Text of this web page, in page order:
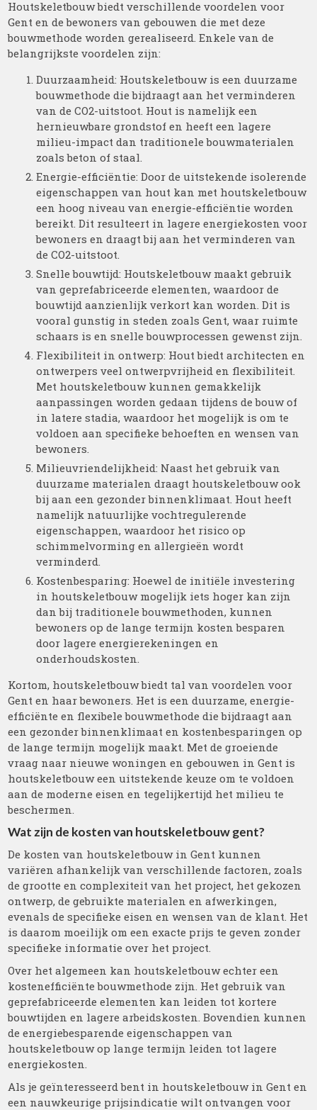
Houtskeletbouw biedt verschillende voordelen voor
Gent en de bewoners van gebouwen die met deze
bouwmethode worden gerealiseerd. Enkele van de
belangrijkste voordelen zijn:
Duurzaamheid: Houtskeletbouw is een duurzame
bouwmethode die bijdraagt aan het verminderen
van de CO2-uitstoot. Hout is namelijk een
hernieuwbare grondstof en heeft een lagere
milieu-impact dan traditionele bouwmaterialen
zoals beton of staal.
Energie-efficiëntie: Door de uitstekende isolerende
eigenschappen van hout kan met houtskeletbouw
een hoog niveau van energie-efficiëntie worden
bereikt. Dit resulteert in lagere energiekosten voor
bewoners en draagt bij aan het verminderen van
de CO2-uitstoot.
Snelle bouwtijd: Houtskeletbouw maakt gebruik
van geprefabriceerde elementen, waardoor de
bouwtijd aanzienlijk verkort kan worden. Dit is
vooral gunstig in steden zoals Gent, waar ruimte
schaars is en snelle bouwprocessen gewenst zijn.
Flexibiliteit in ontwerp: Hout biedt architecten en
ontwerpers veel ontwerpvrijheid en flexibiliteit.
Met houtskeletbouw kunnen gemakkelijk
aanpassingen worden gedaan tijdens de bouw of
in latere stadia, waardoor het mogelijk is om te
voldoen aan specifieke behoeften en wensen van
bewoners.
Milieuvriendelijkheid: Naast het gebruik van
duurzame materialen draagt houtskeletbouw ook
bij aan een gezonder binnenklimaat. Hout heeft
namelijk natuurlijke vochtregulerende
eigenschappen, waardoor het risico op
schimmelvorming en allergieën wordt
verminderd.
Kostenbesparing: Hoewel de initiële investering
in houtskeletbouw mogelijk iets hoger kan zijn
dan bij traditionele bouwmethoden, kunnen
bewoners op de lange termijn kosten besparen
door lagere energierekeningen en
onderhoudskosten.
Kortom, houtskeletbouw biedt tal van voordelen voor
Gent en haar bewoners. Het is een duurzame, energie-
efficiënte en flexibele bouwmethode die bijdraagt aan
een gezonder binnenklimaat en kostenbesparingen op
de lange termijn mogelijk maakt. Met de groeiende
vraag naar nieuwe woningen en gebouwen in Gent is
houtskeletbouw een uitstekende keuze om te voldoen
aan de moderne eisen en tegelijkertijd het milieu te
beschermen.
Wat zijn de kosten van houtskeletbouw gent?
De kosten van houtskeletbouw in Gent kunnen
variëren afhankelijk van verschillende factoren, zoals
de grootte en complexiteit van het project, het gekozen
ontwerp, de gebruikte materialen en afwerkingen,
evenals de specifieke eisen en wensen van de klant. Het
is daarom moeilijk om een exacte prijs te geven zonder
specifieke informatie over het project.
Over het algemeen kan houtskeletbouw echter een
kostenefficiënte bouwmethode zijn. Het gebruik van
geprefabriceerde elementen kan leiden tot kortere
bouwtijden en lagere arbeidskosten. Bovendien kunnen
de energiebesparende eigenschappen van
houtskeletbouw op lange termijn leiden tot lagere
energiekosten.
Als je geïnteresseerd bent in houtskeletbouw in Gent en
een nauwkeurige prijsindicatie wilt ontvangen voor